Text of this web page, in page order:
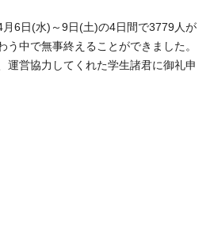
6日(水)～9日(土)の4日間で3779人が
う中で無事終えることができました。
運営協力してくれた学生諸君に御礼申